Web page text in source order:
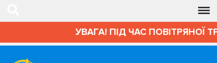
УВАГА! ПІД ЧАС ПОВІТРЯНОЇ